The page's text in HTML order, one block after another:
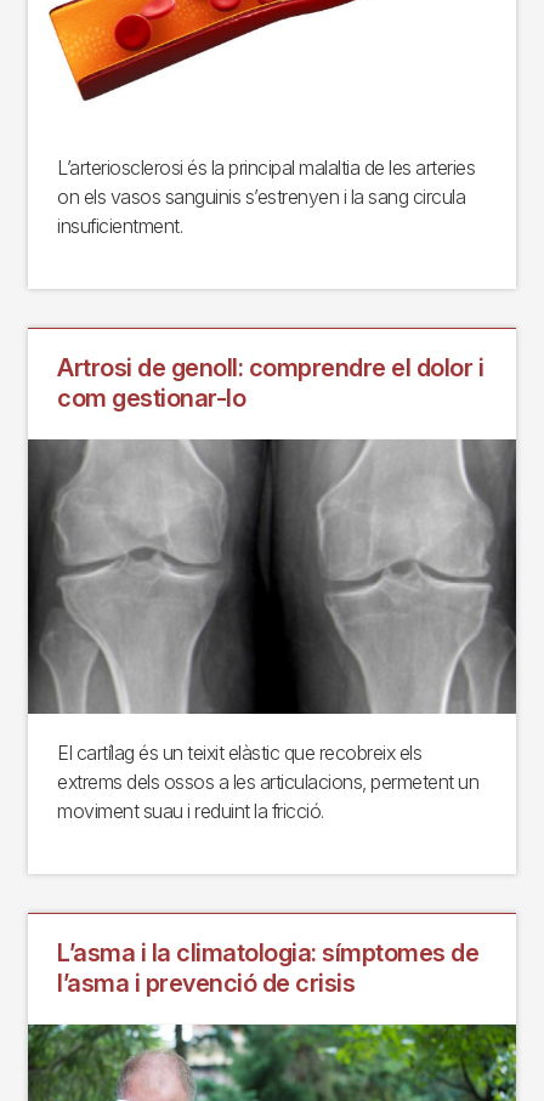
L’arteriosclerosi és la principal malaltia de les arteries
on els vasos sanguinis s’estrenyen i la sang circula
insuficientment.
Artrosi de genoll: comprendre el dolor i
com gestionar-lo
El cartílag és un teixit elàstic que recobreix els
extrems dels ossos a les articulacions, permetent un
moviment suau i reduint la fricció.
L’asma i la climatologia: símptomes de
l’asma i prevenció de crisis